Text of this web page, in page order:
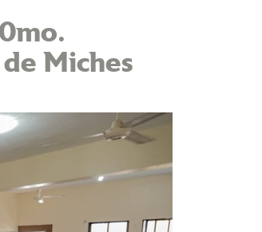
Miches